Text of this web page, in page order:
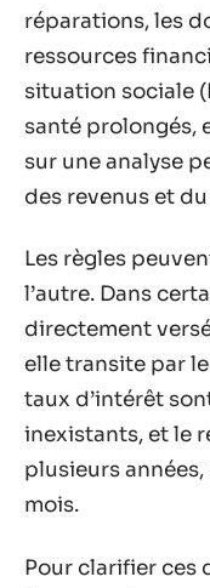
réparations, les
ressources
situation sociale
santé prolongés,
sur une analyse
des revenus et
Les règles
l’autre. Dans
directement
elle transite par
taux d’intérêt
inexistants, et le
plusieurs
mois.
Pour clarifier ces